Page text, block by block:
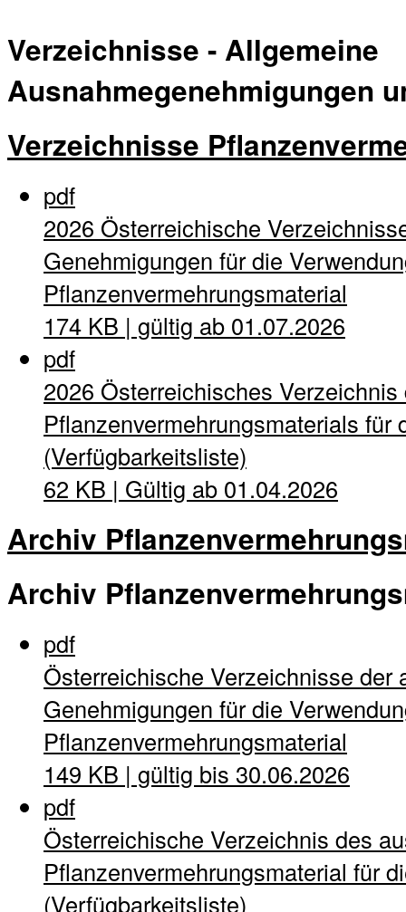
Verzeichnisse - Allgemeine
Ausnahmegenehmigungen
Verzeichnisse
pdf
2026 Österreichische
Genehmigungen für die
Pflanzenvermehrungsmaterial
174 KB | gültig ab 01.07.2026
pdf
2026 Österreichisches
Pflanzenvermehrungsmaterials
(Verfügbarkeitsliste)
62 KB | Gültig ab 01.04.2026
Archiv
Archiv
pdf
Österreichische Verzeichnisse der
Genehmigungen für die
Pflanzenvermehrungsmaterial
149 KB | gültig bis 30.06.2026
pdf
Österreichische Verzeichnis des
Pflanzenvermehrungsmaterial für
(Verfügbarkeitsliste)